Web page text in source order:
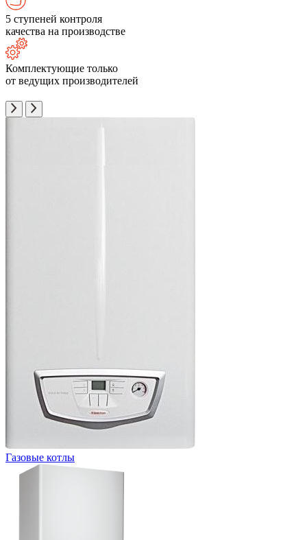
5 ступеней контроля
качества на производстве
Комплектующие только
от ведущих производителей
Газовые котлы